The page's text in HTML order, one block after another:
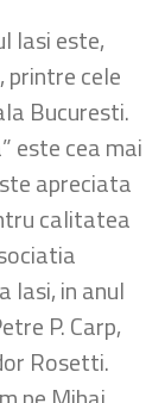
Iasi este,
printre cele
Bucuresti.
este cea mai
apreciata
calitatea
Iasi, in anul
P. Carp,
Rosetti.